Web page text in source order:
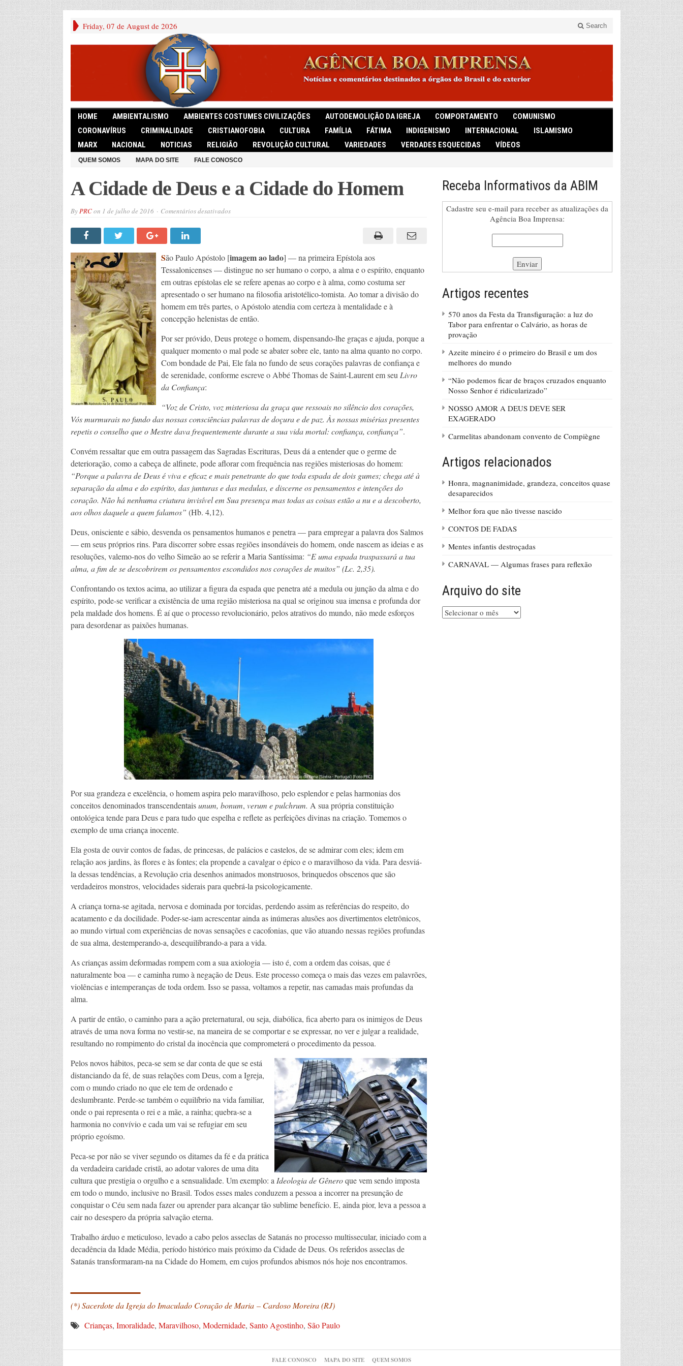
Friday, 07 de August de 2026 Search
HOME AMBIENTALISMO AMBIENTES COSTUMES CIVILIZAÇÕES AUTODEMOLIÇÃO DA IGREJA COMPORTAMENTO
COMUNISMO
CORONAVÍRUS
CRIMINALIDADE CRISTIANOFOBIA CULTURA FAMÍLIA FÁTIMA INDIGENISMO INTERNACIONAL
ISLAMISMO
MARX
NACIONAL NOTICIAS RELIGIÃO REVOLUÇÃO CULTURAL VARIEDADES VERDADES ESQUECIDAS VÍDEOS
QUEM SOMOS MAPA DO SITE FALE CONOSCO
A Cidade de Deus e a Cidade do Homem
ByPRCon 1 de julho de 2016 Comentários desativadosem
a
Cidade
do
Homem
São Paulo Apóstolo [imagem ao lado] — na primeira Epístola aos
Tessalonicenses — distingue no ser humano o corpo, a alma e o espírito, enquanto
em outras epístolas ele se refere apenas ao corpo e à alma, como costuma ser
apresentado o ser humano na filosofia aristotélico-tomista. Ao tomar a divisão do
homem em três partes, o Apóstolo atendia com certeza à mentalidade e à
concepção helenistas de então.
Por ser próvido, Deus protege o homem, dispensando-lhe graças e ajuda, porque a
qualquer momento o mal pode se abater sobre ele, tanto na alma quanto no corpo.
Com bondade de Pai, Ele fala no fundo de seus corações palavras de confiança e
de serenidade, conforme escreve o Abbé Thomas de Saint-Laurent em seu Livro
da Confiança:
“Voz de Cristo, voz misteriosa da graça que ressoais no silêncio dos corações,
Vós murmurais no fundo das nossas consciências palavras de doçura e de paz. Às nossas misérias presentes
repetis o conselho que o Mestre dava frequentemente durante a sua vida mortal: confiança, confiança”.
Convém ressaltar que em outra passagem das Sagradas Escrituras, Deus dá a entender que o germe de
deterioração, como a cabeça de alfinete, pode aflorar com frequência nas regiões misteriosas do homem:
“Porque a palavra de Deus é viva e eficaz e mais penetrante do que toda espada de dois gumes; chega até à
separação da alma e do espírito, das junturas e das medulas, e discerne os pensamentos e intenções do
coração. Não há nenhuma criatura invisível em Sua presença mas todas as coisas estão a nu e a descoberto,
aos olhos daquele a quem falamos” (Hb. 4,12).
Deus, onisciente e sábio, desvenda os pensamentos humanos e penetra — para empregar a palavra dos Salmos
— em seus próprios rins. Para discorrer sobre essas regiões insondáveis do homem, onde nascem as ideias e as
resoluções, valemo-nos do velho Simeão ao se referir a Maria Santíssima: “E uma espada traspassará a tua
alma, a fim de se descobrirem os pensamentos escondidos nos corações de muitos” (Lc. 2,35).
Confrontando os textos acima, ao utilizar a figura da espada que penetra até a medula ou junção da alma e do
espírito, pode-se verificar a existência de uma região misteriosa na qual se originou sua imensa e profunda dor
pela maldade dos homens. É aí que o processo revolucionário, pelos atrativos do mundo, não mede esforços
para desordenar as paixões humanas.
Por sua grandeza e excelência, o homem aspira pelo maravilhoso, pelo esplendor e pelas harmonias dos
conceitos denominados transcendentaisunum, bonum, verum e pulchrum. A sua própria constituição
ontológica tende para Deus e para tudo que espelha e reflete as perfeições divinas na criação. Tomemos o
exemplo de uma criança inocente.
Ela gosta de ouvir contos de fadas, de princesas, de palácios e castelos, de se admirar com eles; idem em
relação aos jardins, às flores e às fontes; ela propende a cavalgar o épico e o maravilhoso da vida. Para desviá-
la dessas tendências, a Revolução cria desenhos animados monstruosos, brinquedos obscenos que são
verdadeiros monstros, velocidades siderais para quebrá-la psicologicamente.
A criança torna-se agitada, nervosa e dominada por torcidas, perdendo assim as referências do respeito, do
acatamento e da docilidade. Poder-se-iam acrescentar ainda as inúmeras alusões aos divertimentos eletrônicos,
ao mundo virtual com experiências de novas sensações e cacofonias, que vão atuando nessas regiões profundas
de sua alma, destemperando-a, desequilibrando-a para a vida.
As crianças assim deformadas rompem com a sua axiologia — isto é, com a ordem das coisas, que é
naturalmente boa — e caminha rumo à negação de Deus. Este processo começa o mais das vezes em palavrões,
violências e intemperanças de toda ordem. Isso se passa, voltamos a repetir, nas camadas mais profundas da
alma.
A partir de então, o caminho para a ação preternatural, ou seja, diabólica, fica aberto para os inimigos de Deus
através de uma nova forma no vestir-se, na maneira de se comportar e se expressar, no ver e julgar a realidade,
resultando no rompimento do cristal da inocência que comprometerá o procedimento da pessoa.
Pelos novos hábitos, peca-se sem se dar conta de que se está
distanciando da fé, de suas relações com Deus, com a Igreja,
com o mundo criado no que ele tem de ordenado e
deslumbrante. Perde-se também o equilíbrio na vida familiar,
onde o pai representa o rei e a mãe, a rainha; quebra-se a
harmonia no convívio e cada um vai se refugiar em seu
próprio egoísmo.
Peca-se por não se viver segundo os ditames da fé e da prática
da verdadeira caridade cristã, ao adotar valores de uma dita
cultura que prestigia o orgulho e a sensualidade. Um exemplo: a Ideologia de Gêneroque vem sendo imposta
em todo o mundo, inclusive no Brasil. Todos esses males conduzem a pessoa a incorrer na presunção de
conquistar o Céu sem nada fazer ou aprender para alcançar tão sublime benefício. E, ainda pior, leva a pessoa a
cair no desespero da própria salvação eterna.
Trabalho árduo e meticuloso, levado a cabo pelos asseclas de Satanás no processo multissecular, iniciado com a
decadência da Idade Média, período histórico mais próximo da Cidade de Deus. Os referidos asseclas de
Satanás transformaram-na na Cidade do Homem, em cujos profundos abismos nós hoje nos encontramos.
(*) Sacerdote da Igreja do Imaculado Coração de Maria – Cardoso Moreira (RJ)
Crianças, Imoralidade, Maravilhoso, Modernidade, Santo Agostinho, São Paulo
Receba Informativos da ABIM
Cadastre seu e-mail para receber as atualizações da
Agência Boa Imprensa:
Artigos recentes
570 anos da Festa da Transfiguração: a luz do
Tabor para enfrentar o Calvário, as horas de
provação
Azeite mineiro é o primeiro do Brasil e um dos
melhores do mundo
“Não podemos ficar de braços cruzados enquanto
Nosso Senhor é ridicularizado”
NOSSO AMOR A DEUS DEVE SER
EXAGERADO
Carmelitas abandonam convento de Compiègne
Artigos relacionados
Honra, magnanimidade, grandeza, conceitos quase
desaparecidos
Melhor fora que não tivesse nascido
CONTOS DE FADAS
Mentes infantis destroçadas
CARNAVAL — Algumas frases para reflexão
Arquivo do site
Arquivo
do
FALE CONOSCO MAPA DO SITE QUEM SOMOS